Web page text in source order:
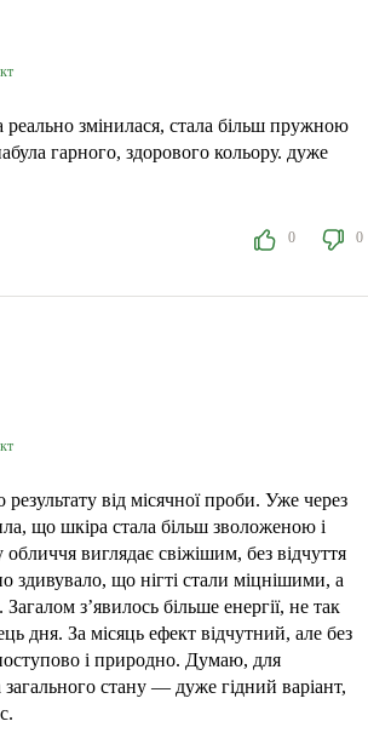
реально змінилася, стала більш пружною
гарного, здорового кольору. дуже
0 0
результату від місячної проби. Уже через
що шкіра стала більш зволоженою і
виглядає свіжішим, без відчуття
здивувало, що нігті стали міцнішими, а
з’явилось більше енергії, не так
дня. За місяць ефект відчутний, але без
і природно. Думаю, для
стану — дуже гідний варіант,